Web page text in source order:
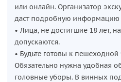
или онлайн. Организатор
даст подробную информацию
• Лица, не достигшие 18 лет,
допускаются.
• Будьте готовы к пешеходной
Обязательно нужна удобная
головные уборы. В винных